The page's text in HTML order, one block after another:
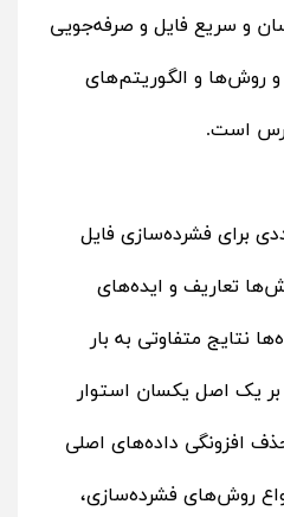
و سریع فایل و صرفه‌جویی
روش‌ها و الگوریتم‌های
است.
برای فشرده‌سازی فایل
تعاریف و ایده‌های
نتایج متفاوتی به بار
بر یک اصل یکسان استوار
افزونگی داده‌های اصلی
روش‌های فشرده‌سازی،